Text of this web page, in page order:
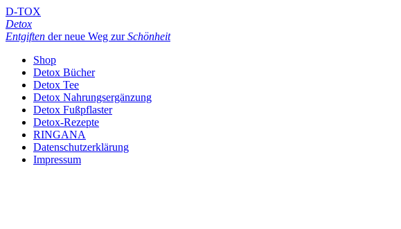
D-TOX
Detox
Entgiften der neue Weg zurSchönheit
Shop
Detox Bücher
Detox Tee
Detox Nahrungsergänzung
Detox Fußpflaster
Detox-Rezepte
RINGANA
Datenschutzerklärung
Impressum